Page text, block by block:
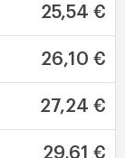
25,54 €
26,10 €
27,24 €
29,61 €